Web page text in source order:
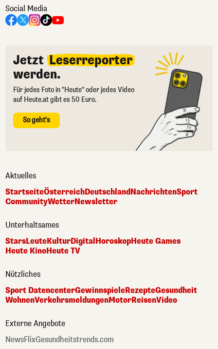
Social Media
Jetzt Leserreporter
werden.
Für jedes Foto in "Heute" oder jedes Video
auf Heute.at gibt es 50 Euro.
So geht's
Aktuelles
StartseiteÖsterreichDeutschlandNachrichtenSport
CommunityWetterNewsletter
Unterhaltsames
StarsLeuteKulturDigitalHoroskopHeute Games
Heute KinoHeute TV
Nützliches
Sport DatencenterGewinnspieleRezepteGesundheit
WohnenVerkehrsmeldungenMotorReisenVideo
Externe Angebote
NewsFlixGesundheitstrends.com